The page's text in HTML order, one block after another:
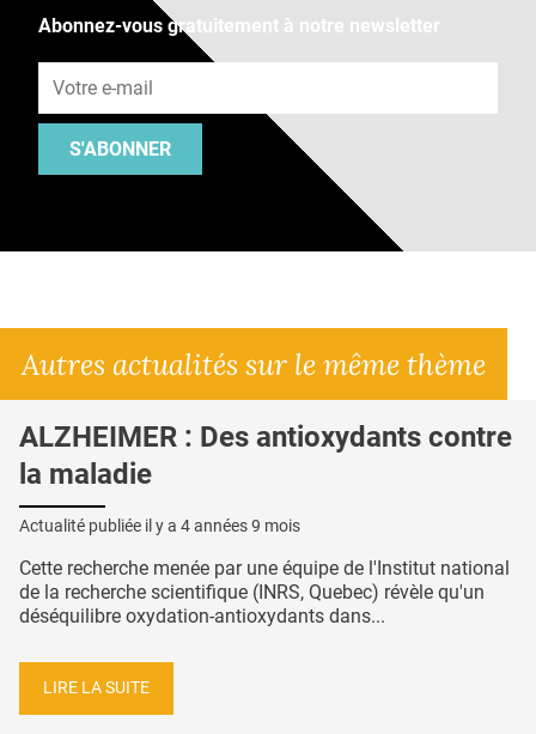
Abonnez-vous gratuitement à notre newsletter
S'ABONNER
Autres actualités sur le même thème
ALZHEIMER : Des antioxydants contre
la maladie
Actualité publiée il y a 4 années 9 mois
Cette recherche menée par une équipe de l'Institut national
de la recherche scientifique (INRS, Quebec) révèle qu'un
déséquilibre oxydation-antioxydants dans...
LIRE LA SUITE